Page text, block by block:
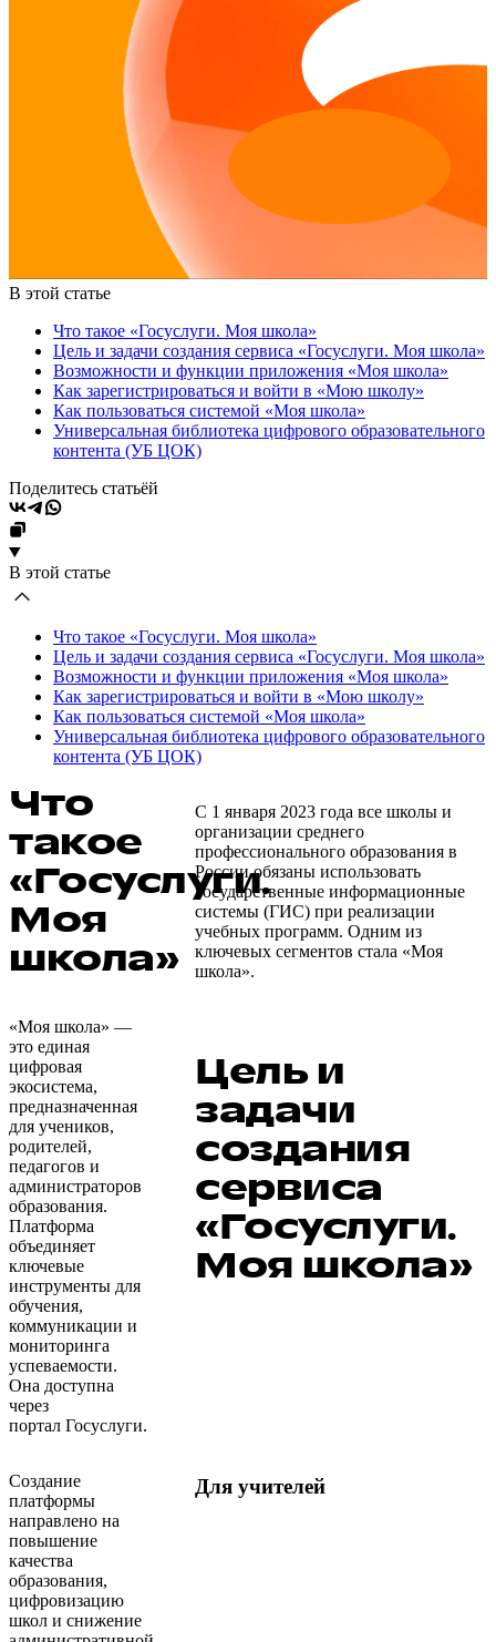
В этой статье
Что такое «Госуслуги. Моя школа»
Цель и задачи создания сервиса «Госуслуги. Моя школа»
Возможности и функции приложения «Моя школа»
Как зарегистрироваться и войти в «Мою школу»
Как пользоваться системой «Моя школа»
Универсальная библиотека цифрового образовательного
контента (УБ ЦОК)
Поделитесь статьёй
В этой статье
Что такое «Госуслуги. Моя школа»
Цель и задачи создания сервиса «Госуслуги. Моя школа»
Возможности и функции приложения «Моя школа»
Как зарегистрироваться и войти в «Мою школу»
Как пользоваться системой «Моя школа»
Универсальная библиотека цифрового образовательного
контента (УБ ЦОК)
Что
такое
«Госуслуги.
Моя
школа»
С 1 января 2023 года все школы и
организации среднего
профессионального образования в
России обязаны использовать
государственные информационные
системы (ГИС) при реализации
учебных программ. Одним из
ключевых сегментов стала «Моя
школа».
«Моя школа» —
это единая
цифровая
экосистема,
предназначенная
для учеников,
родителей,
педагогов и
администраторов
образования.
Платформа
объединяет
ключевые
инструменты для
обучения,
коммуникации и
мониторинга
успеваемости.
Она доступна
через
портал Госуслуги.
Цель и
задачи
создания
сервиса
«Госуслуги.
Моя школа»
Создание
платформы
направлено на
повышение
качества
образования,
цифровизацию
школ и снижение
Для учителей